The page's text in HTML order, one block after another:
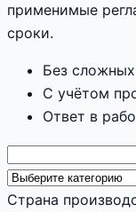
применимые
сроки.
Без
С учётом
Ответ в
Страна